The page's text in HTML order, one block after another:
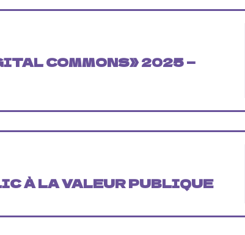
COMMONS» 2025 —
À LA VALEUR PUBLIQUE